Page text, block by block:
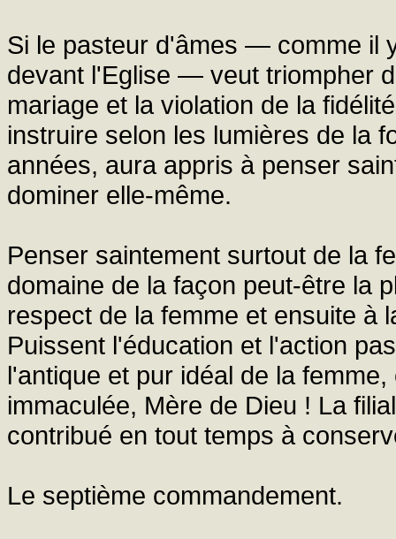
Si le pasteur d'âmes — comme il
devant l'Eglise — veut triompher
mariage et la violation de la
instruire selon les lumières de la
années, aura appris à penser
dominer elle-même.
Penser saintement surtout de la
domaine de la façon peut-être la
respect de la femme et ensuite à
Puissent l'éducation et l'action
l'antique et pur idéal de la
immaculée, Mère de Dieu ! La
contribué en tout temps à
Le septième commandement.